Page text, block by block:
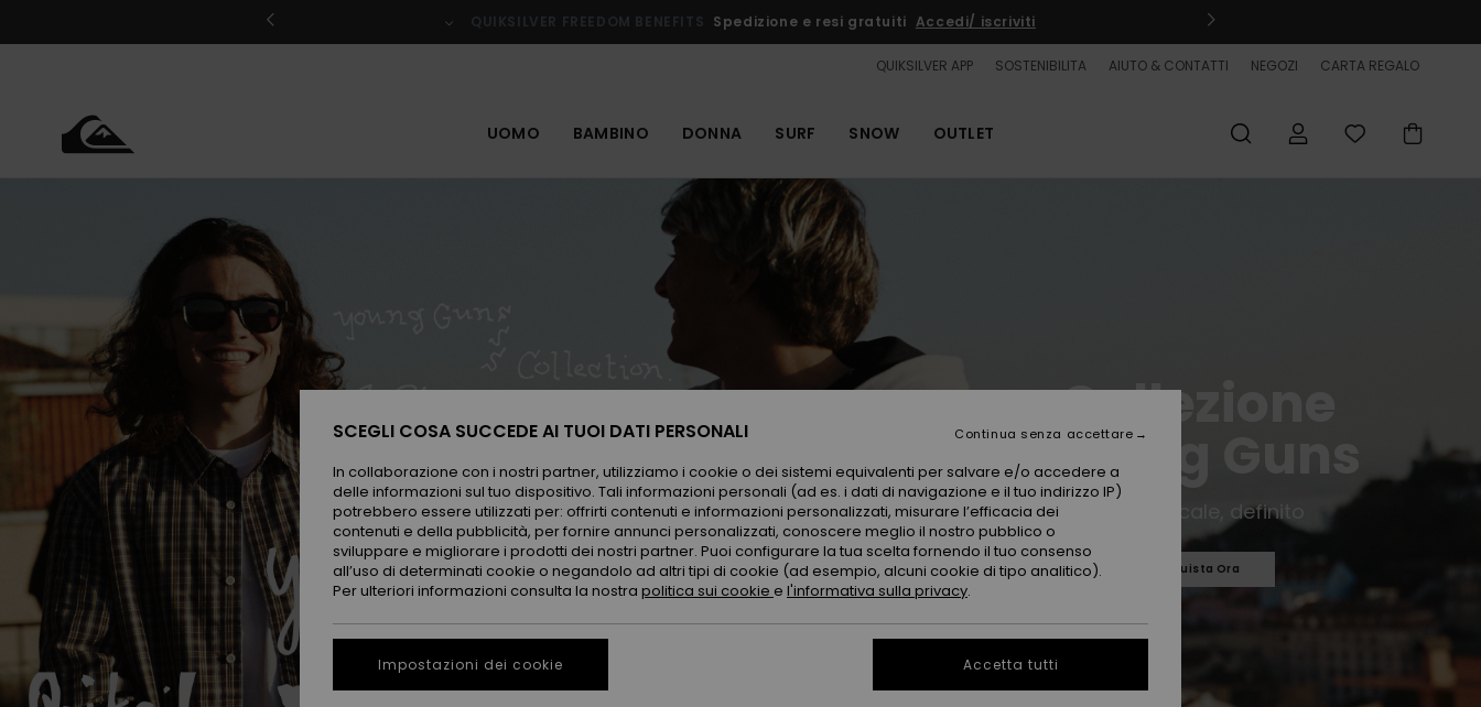
QUIKSILVER FREEDOM BENEFITS Spedizione e resi gratuiti Accedi/ iscriviti
QUIKSILVER APP SOSTENIBILITA AIUTO & CONTATTI NEGOZI CARTA REGALO
UOMO BAMBINO DONNA SURF SNOW OUTLET
Collezione
Young Guns
Stile radicale, definito
Acquista Ora
SCEGLI COSA SUCCEDE AI TUOI DATI PERSONALI
In collaborazione con i nostri partner, utilizziamo i cookie o dei sistemi equivalenti per salvare e/o accedere a
delle informazioni sul tuo dispositivo. Tali informazioni personali (ad es. i dati di navigazione e il tuo indirizzo IP)
potrebbero essere utilizzati per: offrirti contenuti e informazioni personalizzati, misurare l’efficacia dei
contenuti e della pubblicità, per fornire annunci personalizzati, conoscere meglio il nostro pubblico o
sviluppare e migliorare i prodotti dei nostri partner. Puoi configurare la tua scelta fornendo il tuo consenso
all’uso di determinati cookie o negandolo ad altri tipi di cookie (ad esempio, alcuni cookie di tipo analitico).
Per ulteriori informazioni consulta la nostra politica sui cookie e l'informativa sulla privacy.
Impostazioni dei cookie
Continua senza accettare
Accetta tutti